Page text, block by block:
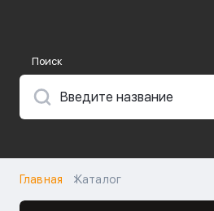
Поиск
Главная Каталог